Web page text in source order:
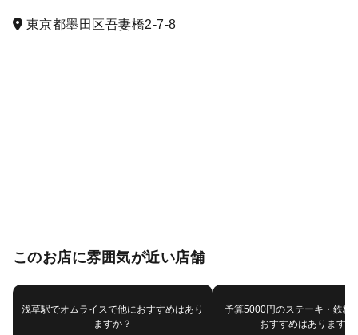
東京都墨田区吾妻橋2-7-8
このお店に雰囲気が近い店舗
浅草駅でオムライスで他におすすめはあり
ますか？
予算5000円のステーキ・鉄板
おすすめはありますか